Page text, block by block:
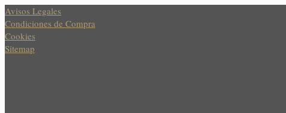
Avisos Legales
Condiciones de Compra
Cookies
Sitemap